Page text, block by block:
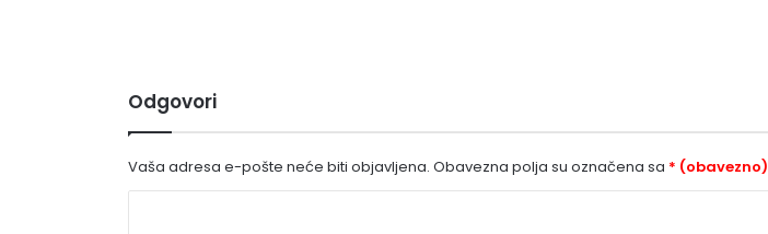
Odgovori
Vaša adresa e-pošte neće biti objavljena. Obavezna polja su označena sa * (obavezno)